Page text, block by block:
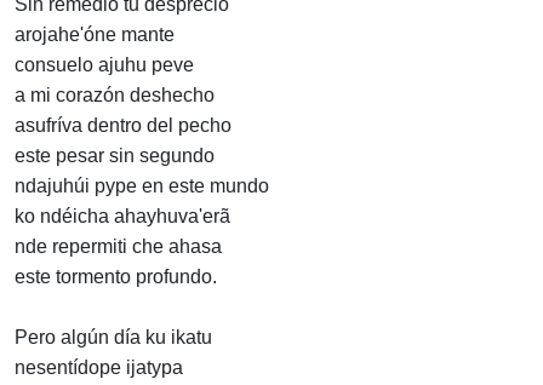
Sin remedio tu desprecio
arojahe'óne mante
consuelo ajuhu peve
a mi corazón deshecho
asufríva dentro del pecho
este pesar sin segundo
ndajuhúi pype en este mundo
ko ndéicha ahayhuva'erã
nde repermiti che ahasa
este tormento profundo.
Pero algún día ku ikatu
nesentídope ijatypa